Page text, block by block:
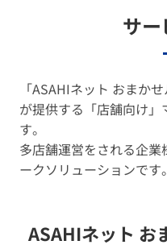
サ
「ASAHIネット おまか
が提供する「店舗向け
す。
多店舗運営をされる企
ークソリューションです。
ASAHIネット お